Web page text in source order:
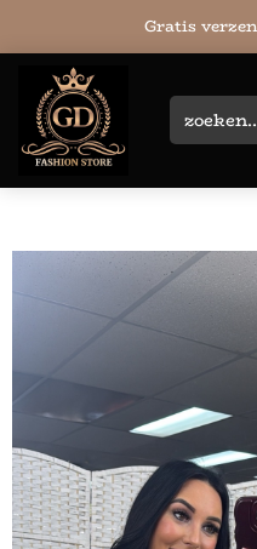
Gratis